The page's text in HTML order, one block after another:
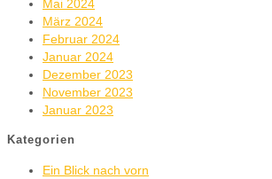
Mai 2024
März 2024
Februar 2024
Januar 2024
Dezember 2023
November 2023
Januar 2023
Kategorien
Ein Blick nach vorn